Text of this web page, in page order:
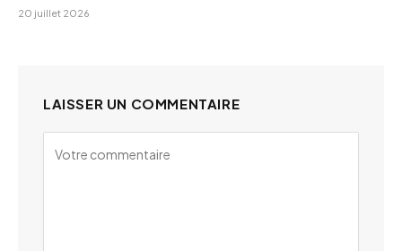
20 juillet 2026
LAISSER UN COMMENTAIRE